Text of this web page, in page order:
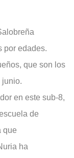
por edades.
que son los
junio.
en este sub-8,
de
que
ha